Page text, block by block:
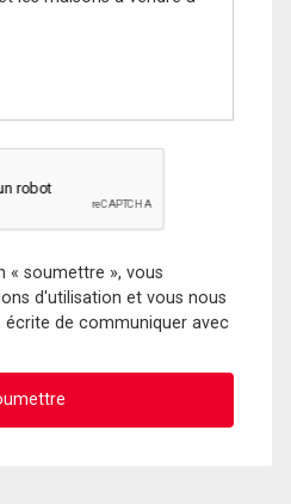
« soumettre », vous
d'utilisation et vous nous
de communiquer avec